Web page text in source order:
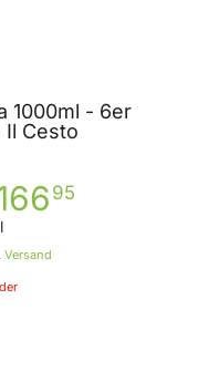
1000ml - 6er
Il Cesto
95
Versand